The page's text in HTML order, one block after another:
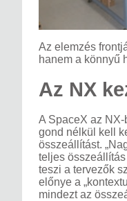
Az elemzés
hanem a könnyű
Az NX
A SpaceX az
gond nélkül kell
összeállítást.
teljes
teszi a tervezők
előnye a
mindezt az